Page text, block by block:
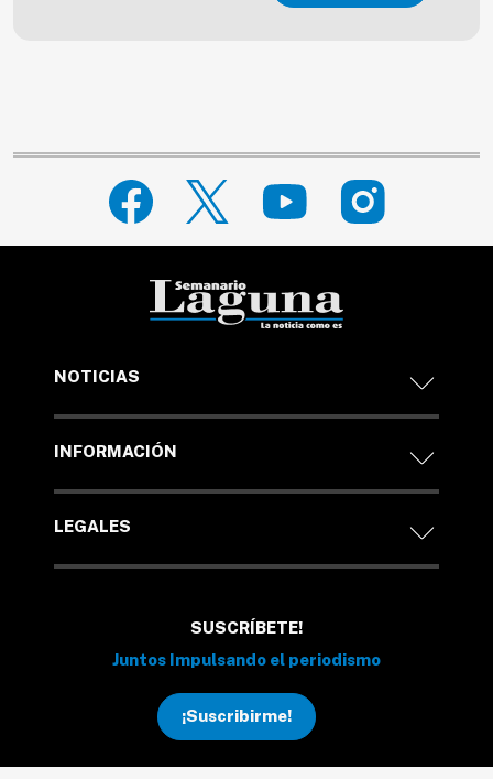
NOTICIAS
INFORMACIÓN
LEGALES
SUSCRÍBETE!
Juntos Impulsando el periodismo
¡Suscribirme!